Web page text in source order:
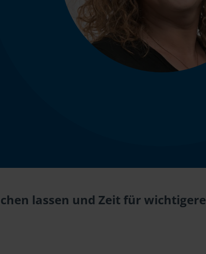
lassen und Zeit für wichtigere